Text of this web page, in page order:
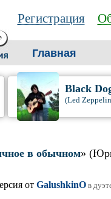
Регистрация
Главная
Black
(Led
в обычном»
от GalushkinO в